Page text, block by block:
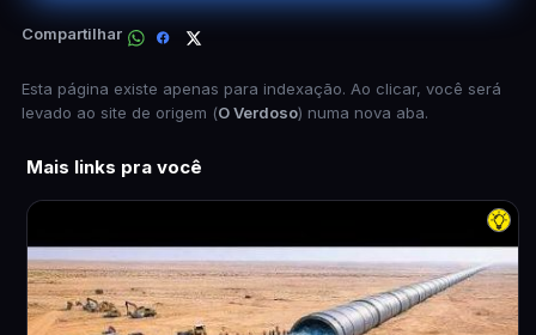
Compartilhar
Esta página existe apenas para indexação. Ao clicar, você será
levado ao site de origem (O Verdoso) numa nova aba.
Mais links pra você